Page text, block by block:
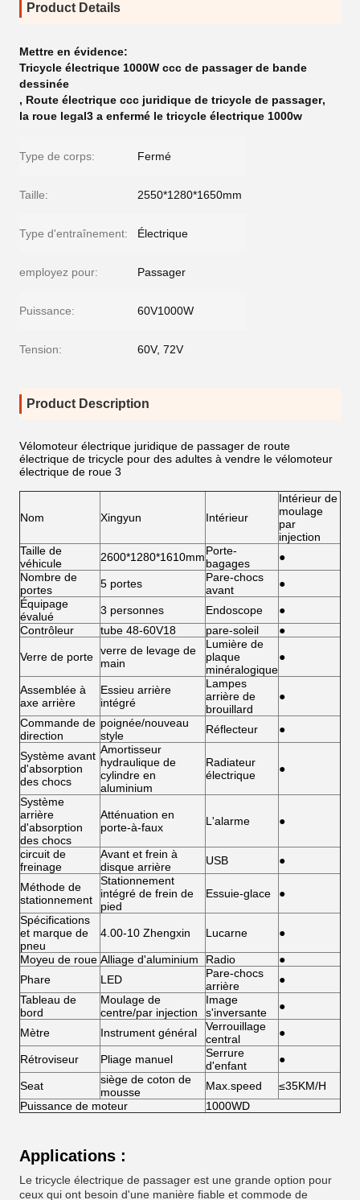
Product Details
Mettre en évidence:
Tricycle électrique 1000W ccc de passager de bande
dessinée
, Route électrique ccc juridique de tricycle de passager,
la roue legal3 a enfermé le tricycle électrique 1000w
Type de corps: Fermé
Taille: 2550*1280*1650mm
Type d'entraînement: Électrique
employez pour: Passager
Puissance: 60V1000W
Tension: 60V, 72V
Product Description
Vélomoteur électrique juridique de passager de route
électrique de tricycle pour des adultes à vendre le vélomoteur
électrique de roue 3
Nom Xingyun Intérieur
Intérieur de
moulage
par
injection
Taille de
véhicule
2600*1280*1610mmPorte-
bagages
●
Nombre de
portes
5 portes
Pare-chocs
avant
●
Équipage
évalué
3 personnes Endoscope
●
Contrôleur
tube 48-60V18 pare-soleil ●
Verre de porte verre de levage de
main
Lumière de
plaque
minéralogique
●
Assemblée à
axe arrière
Essieu arrière
intégré
Lampes
arrière de
brouillard
●
Commande de
direction
poignée/nouveau
style
Réflecteur ●
Système avant
d'absorption
des chocs
Amortisseur
hydraulique de
cylindre en
aluminium
Radiateur
électrique
●
Système
arrière
d'absorption
des chocs
Atténuation en
porte-à-faux
L'alarme ●
circuit de
freinage
Avant et frein à
disque arrière
USB ●
Méthode de
stationnement
Stationnement
intégré de frein de
pied
Essuie-glace ●
Spécifications
et marque de
pneu
4.00-10 Zhengxin Lucarne ●
Moyeu de roue Alliage d'aluminium Radio
●
Phare
LED
Pare-chocs
arrière
●
Tableau de
bord
Moulage de
centre/par injection
Image
s'inversante
●
Mètre Instrument général
Verrouillage
central
●
Rétroviseur Pliage manuel
Serrure
d'enfant
●
Seat
siège de coton de
mousse
Max.speed
≤35KM/H
Puissance de moteur
1000WD
Applications :
Le tricycle électrique de passager est une grande option pour
ceux qui ont besoin d'une manière fiable et commode de